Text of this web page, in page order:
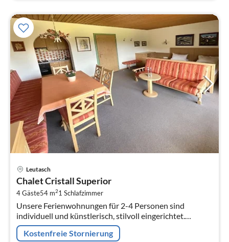
Leutasch
Chalet Cristall Superior
4 Gäste54 m21 Schlafzimmer
Unsere Ferienwohnungen für 2-4 Personen sind
individuell und künstlerisch, stilvoll eingerichtet.
Geniessen Sie die herrliche Aussicht vom Südbalkon
bzw.Kostenfreie Stornierung